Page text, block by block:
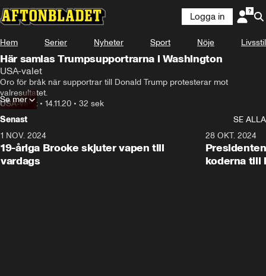
Logga in
Hem Serier Nyheter Sport Nöje Livsstil
Här samlas Trumpsupportrarna i Washington
USA-valet
Oro för bråk när supportrar till Donald Trump protesterar mot
valresultatet.
USA-valet • 14.11.20 • 32 sek
Se mer
Senast
SE ALLA
1 NOV. 2024
19-åriga Brooke skjuter vapen till
vardags
28 OKT. 2024
koderna till